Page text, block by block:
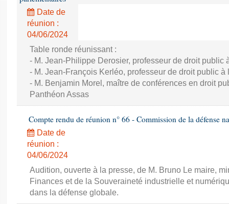
Date de
réunion :
04/06/2024
Table ronde réunissant :
- M. Jean-Philippe Derosier, professeur de droit public
- M. Jean-François Kerléo, professeur de droit public
- M. Benjamin Morel, maître de conférences en droit
Panthéon Assas
Compte rendu de réunion n° 66 - Commission de la défense
Date de
réunion :
04/06/2024
Audition, ouverte à la presse, de M. Bruno Le maire,
Finances et de la Souveraineté industrielle et
dans la défense globale.